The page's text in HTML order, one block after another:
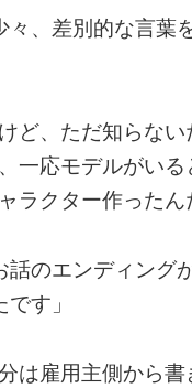
、差別的な言葉
ど、ただ知らない
一応モデルがい
クター作ったん
のエンディング
す」
は雇用主側から